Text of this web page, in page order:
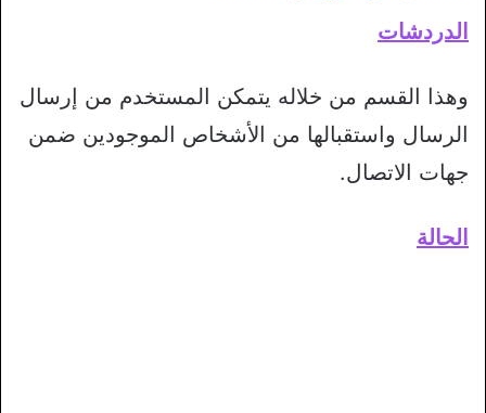
الدردشات
وهذا القسم من خلاله يتمكن المستخدم من إرسال
الرسال واستقبالها من الأشخاص الموجودين ضمن
جهات الاتصال.
الحالة